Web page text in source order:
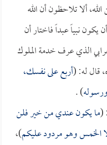
ألا تلاحظون أن الله
نبياً عبداً فاختار أن
الذي عرف خدمة الملوك
قال له: (أربع على نفسك،
) .
(ما يكون عندي من خير فلن
الخمس وهو مردود عليكم)،